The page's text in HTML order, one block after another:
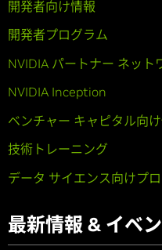
開発者向け情報
開発者プログラム
NVIDIA パートナー ネット
NVIDIA Inception
ベンチャー キャピタル向
技術トレーニング
データ サイエンス向けプ
最新情報 & イベ